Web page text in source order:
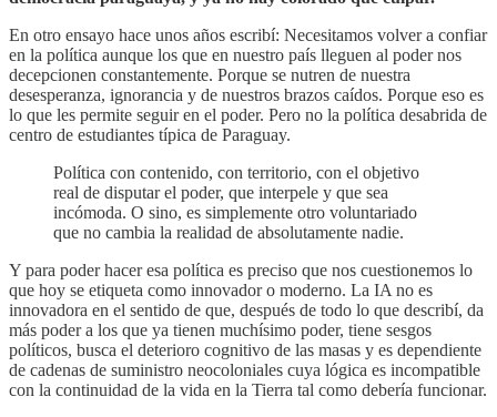
En otro ensayo hace unos años escribí: Necesitamos volver a confiar
en la política aunque los que en nuestro país lleguen al poder nos
decepcionen constantemente. Porque se nutren de nuestra
desesperanza, ignorancia y de nuestros brazos caídos. Porque eso es
lo que les permite seguir en el poder. Pero no la política desabrida de
centro de estudiantes típica de Paraguay.
Política con contenido, con territorio, con el objetivo
real de disputar el poder, que interpele y que sea
incómoda. O sino, es simplemente otro voluntariado
que no cambia la realidad de absolutamente nadie.
Y para poder hacer esa política es preciso que nos cuestionemos lo
que hoy se etiqueta como innovador o moderno. La IA no es
innovadora en el sentido de que, después de todo lo que describí, da
más poder a los que ya tienen muchísimo poder, tiene sesgos
políticos, busca el deterioro cognitivo de las masas y es dependiente
de cadenas de suministro neocoloniales cuya lógica es incompatible
con la continuidad de la vida en la Tierra tal como debería funcionar.